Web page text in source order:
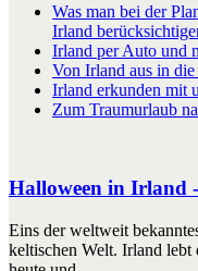
Was man bei der
Irland
Irland per Auto und
Von Irland aus in
Irland erkunden mit
Zum Traumurlaub
Halloween in Irland
Eins der weltweit
keltischen Welt. Irland